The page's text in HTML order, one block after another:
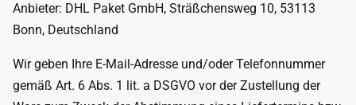
Anbieter: DHL Paket GmbH, Sträßchensweg 10, 53113
Bonn, Deutschland
Wir geben Ihre E-Mail-Adresse und/oder Telefonnummer
gemäß Art. 6 Abs. 1 lit. a DSGVO vor der Zustellung der